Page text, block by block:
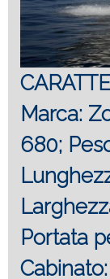
Marca:
680;
Portata
Cabinato: